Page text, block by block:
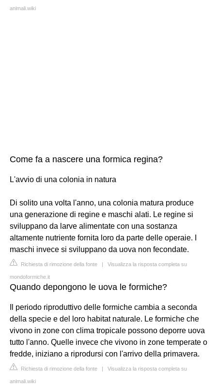
animali.wiki
Come fa a nascere una formica regina?
L'avvio di una colonia in natura
Di solito una volta l'anno, una colonia matura produce
una generazione di regine e maschi alati. Le regine si
sviluppano da larve alimentate con una sostanza
altamente nutriente fornita loro da parte delle operaie. I
maschi invece si sviluppano da uova non fecondate.
Richiesta di rimozione della fonte | Visualizza la risposta completa su
mondoformiche.it
Quando depongono le uova le formiche?
Il periodo riproduttivo delle formiche cambia a seconda
della specie e del loro habitat naturale. Le formiche che
vivono in zone con clima tropicale possono deporre uova
tutto l'anno. Quelle invece che vivono in zone temperate o
fredde, iniziano a riprodursi con l'arrivo della primavera.
Richiesta di rimozione della fonte | Visualizza la risposta completa su
animali.wiki